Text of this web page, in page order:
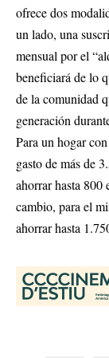
ofrece dos
un lado, una
mensual por el
beneficiará de lo
de la comunidad
generación
Para un hogar
gasto de más de
ahorrar hasta 800
cambio, para el
ahorrar hasta